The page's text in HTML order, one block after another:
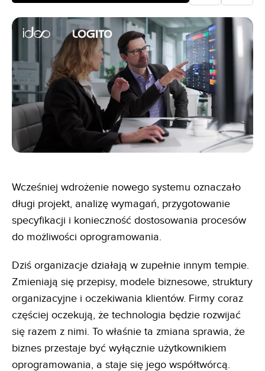
Wcześniej wdrożenie nowego systemu oznaczało
długi projekt, analizę wymagań, przygotowanie
specyfikacji i konieczność dostosowania procesów
do możliwości oprogramowania.
Dziś organizacje działają w zupełnie innym tempie.
Zmieniają się przepisy, modele biznesowe, struktury
organizacyjne i oczekiwania klientów. Firmy coraz
częściej oczekują, że technologia będzie rozwijać
się razem z nimi. To właśnie ta zmiana sprawia, że
biznes przestaje być wyłącznie użytkownikiem
oprogramowania, a staje się jego współtwórcą.